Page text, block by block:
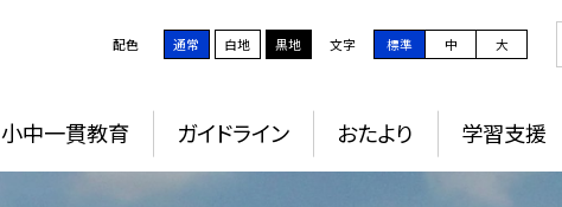
配色 通常 白地 黒地 文字 標準 中 大
小中一貫教育 ガイドライン おたより 学習支援